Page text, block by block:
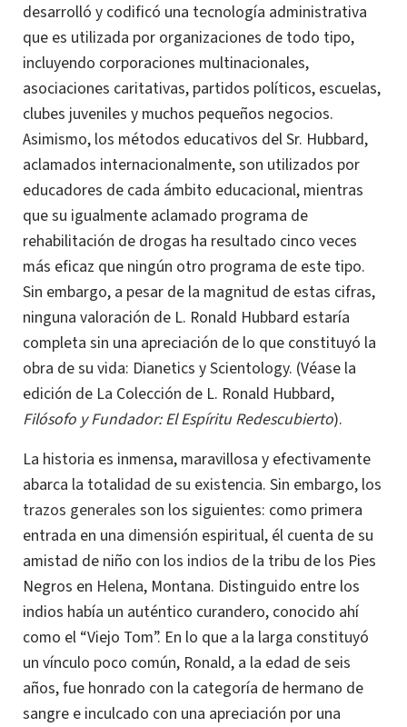
desarrolló y codificó una tecnología administrativa
que es utilizada por organizaciones de todo tipo,
incluyendo corporaciones multinacionales,
asociaciones caritativas, partidos políticos, escuelas,
clubes juveniles y muchos pequeños negocios.
Asimismo, los métodos educativos del Sr. Hubbard,
aclamados internacionalmente, son utilizados por
educadores de cada ámbito educacional, mientras
que su igualmente aclamado programa de
rehabilitación de drogas ha resultado cinco veces
más eficaz que ningún otro programa de este tipo.
Sin embargo, a pesar de la magnitud de estas cifras,
ninguna valoración de L. Ronald Hubbard estaría
completa sin una apreciación de lo que constituyó la
obra de su vida: Dianetics y Scientology. (Véase la
edición de La Colección de L. Ronald Hubbard,
Filósofo y Fundador: El Espíritu Redescubierto).
La historia es inmensa, maravillosa y efectivamente
abarca la totalidad de su existencia. Sin embargo, los
trazos generales son los siguientes: como primera
entrada en una dimensión espiritual, él cuenta de su
amistad de niño con los indios de la tribu de los Pies
Negros en Helena, Montana. Distinguido entre los
indios había un auténtico curandero, conocido ahí
como el “Viejo Tom”. En lo que a la larga constituyó
un vínculo poco común, Ronald, a la edad de seis
años, fue honrado con la categoría de hermano de
sangre e inculcado con una apreciación por una